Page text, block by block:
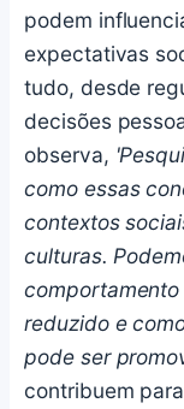
podem
expectativas
tudo, desde
decisões
observa,
como essas
contextos
culturas.
reduzido e
pode ser
contribuem